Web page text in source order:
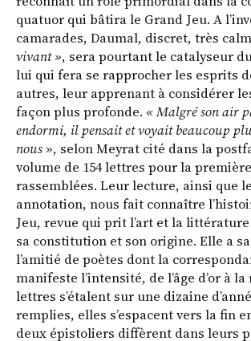
quatuor qui bâtira le Grand Jeu. A
camarades, Daumal, discret, très
vivant », sera pourtant le catalyseur
lui qui fera se rapprocher les esprits
autres, leur apprenant à considérer
façon plus profonde. « Malgré son air
endormi, il pensait et voyait beaucoup
nous », selon Meyrat cité dans la
volume de 154 lettres pour la
rassemblées. Leur lecture, ainsi que
annotation, nous fait connaître
Jeu, revue qui prit l’art et la
sa constitution et son origine. Elle a
l’amitié de poètes dont la
manifeste l’intensité, de l’âge d’or à
lettres s’étalent sur une dizaine
remplies, elles s’espacent vers la fin
deux épistoliers diffèrent dans leurs